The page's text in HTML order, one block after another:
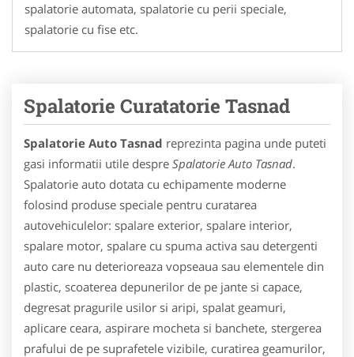
spalatorie automata, spalatorie cu perii speciale,
spalatorie cu fise etc.
Spalatorie Curatatorie Tasnad
Spalatorie Auto Tasnad reprezinta pagina unde puteti
gasi informatii utile despre Spalatorie Auto Tasnad.
Spalatorie auto dotata cu echipamente moderne
folosind produse speciale pentru curatarea
autovehiculelor: spalare exterior, spalare interior,
spalare motor, spalare cu spuma activa sau detergenti
auto care nu deterioreaza vopseaua sau elementele din
plastic, scoaterea depunerilor de pe jante si capace,
degresat pragurile usilor si aripi, spalat geamuri,
aplicare ceara, aspirare mocheta si banchete, stergerea
prafului de pe suprafetele vizibile, curatirea geamurilor,